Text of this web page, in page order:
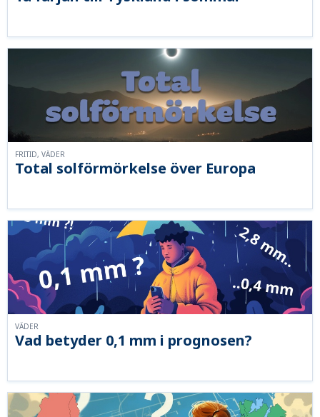
Total solförmörkelse över Europa
FRITID, VÄDER
Vad betyder 0,1 mm i prognosen?
VÄDER